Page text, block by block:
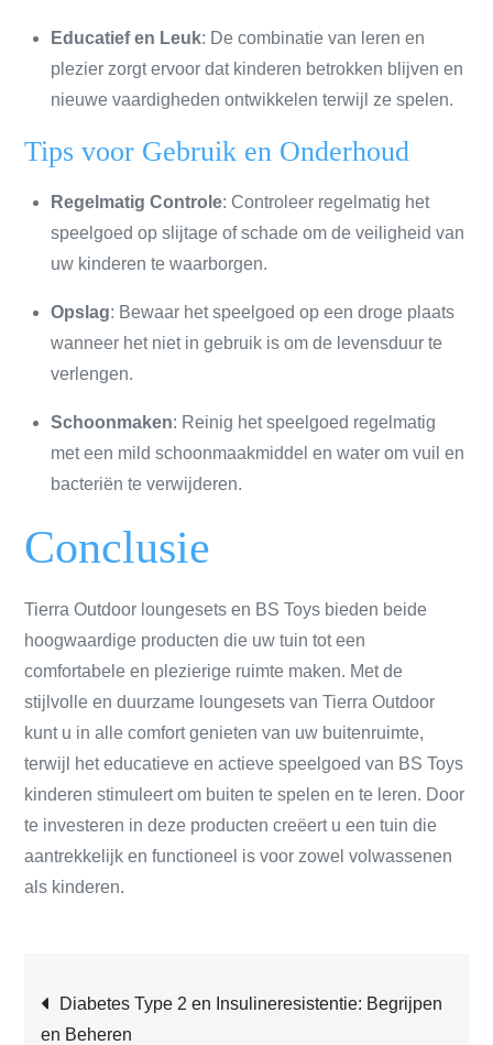
Educatief en Leuk: De combinatie van leren en
plezier zorgt ervoor dat kinderen betrokken blijven en
nieuwe vaardigheden ontwikkelen terwijl ze spelen.
Tips voor Gebruik en Onderhoud
Regelmatig Controle: Controleer regelmatig het
speelgoed op slijtage of schade om de veiligheid van
uw kinderen te waarborgen.
Opslag: Bewaar het speelgoed op een droge plaats
wanneer het niet in gebruik is om de levensduur te
verlengen.
Schoonmaken: Reinig het speelgoed regelmatig
met een mild schoonmaakmiddel en water om vuil en
bacteriën te verwijderen.
Conclusie
Tierra Outdoor loungesets en BS Toys bieden beide
hoogwaardige producten die uw tuin tot een
comfortabele en plezierige ruimte maken. Met de
stijlvolle en duurzame loungesets van Tierra Outdoor
kunt u in alle comfort genieten van uw buitenruimte,
terwijl het educatieve en actieve speelgoed van BS Toys
kinderen stimuleert om buiten te spelen en te leren. Door
te investeren in deze producten creëert u een tuin die
aantrekkelijk en functioneel is voor zowel volwassenen
als kinderen.
Post
Diabetes Type 2 en Insulineresistentie: Begrijpen
en Beheren